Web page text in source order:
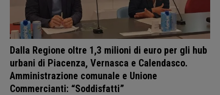
Dalla Regione oltre 1,3 milioni di euro per gli hub
urbani di Piacenza, Vernasca e Calendasco.
Amministrazione comunale e Unione
Commercianti: “Soddisfatti”